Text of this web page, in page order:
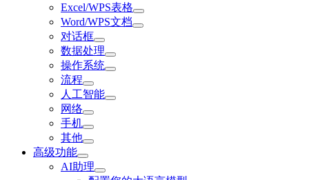
Excel/WPS表格
Word/WPS文档
对话框
数据处理
操作系统
流程
人工智能
网络
手机
其他
高级功能
AI助理